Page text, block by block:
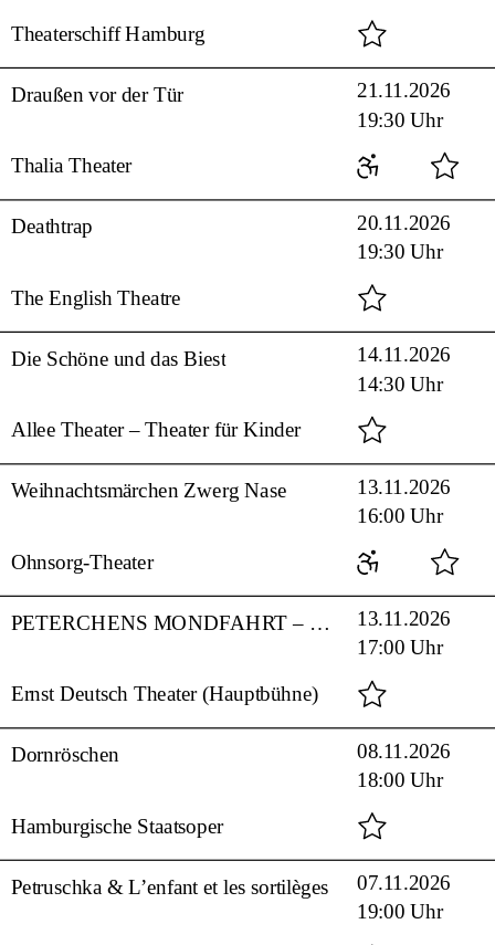
Theaterschiff Hamburg
Thalia Theater
21.11.2026
19:30 Uhr
Draußen vor der Tür
The English Theatre
20.11.2026
19:30 Uhr
Deathtrap
Allee Theater – Theater für Kinder
14.11.2026
14:30 Uhr
Die Schöne und das Biest
Ohnsorg-Theater
13.11.2026
16:00 Uhr
Weihnachtsmärchen Zwerg Nase
Ernst Deutsch Theater (Hauptbühne)
13.11.2026
17:00 Uhr
Hamburgische Staatsoper
08.11.2026
18:00 Uhr
Dornröschen
07.11.2026
19:00 Uhr
Petruschka & L’enfant et les sortilèges